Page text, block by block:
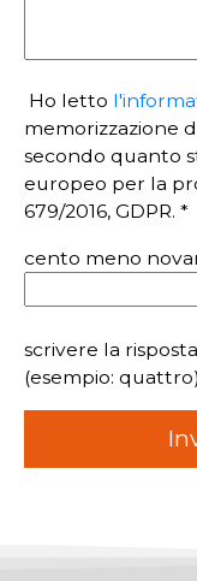
Ho letto
memorizzazione
secondo quanto
europeo per la
679/2016, GDPR. *
cento meno
scrivere la
(esempio: quattro)